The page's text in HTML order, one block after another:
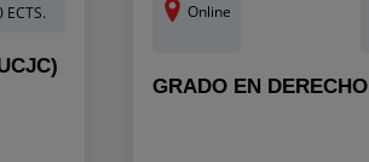
ECTS. Online
GRADO EN DERECHO